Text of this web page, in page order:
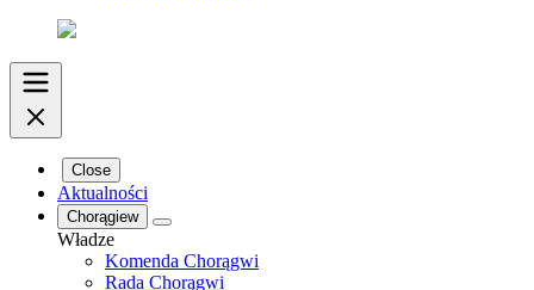
Close
Aktualności
Chorągiew
Władze
Komenda Chorągwi
Rada Chorągwi